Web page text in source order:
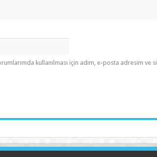
kullanılması için adım, e-posta adresim ve